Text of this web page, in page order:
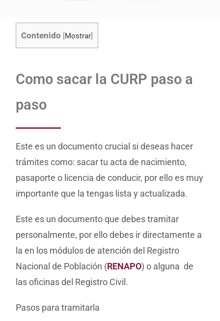
Contenido [Mostrar]
Como sacar la CURP paso a
paso
Este es un documento crucial si deseas hacer
trámites como: sacar tu acta de nacimiento,
pasaporte o licencia de conducir, por ello es muy
importante que la tengas lista y actualizada.
Este es un documento que debes tramitar
personalmente, por ello debes ir directamente a
la en los módulos de atención del Registro
Nacional de Población (RENAPO) o alguna de
las oficinas del Registro Civil.
Pasos para tramitarla